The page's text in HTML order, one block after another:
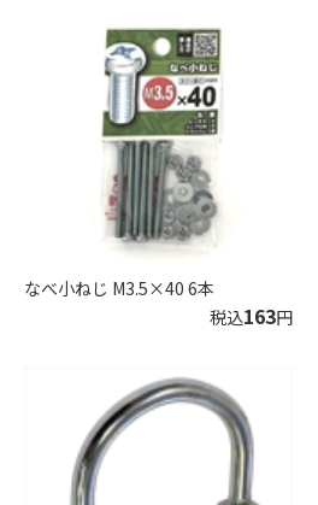
なべ小ねじ M3.5×40 6本
税込163円